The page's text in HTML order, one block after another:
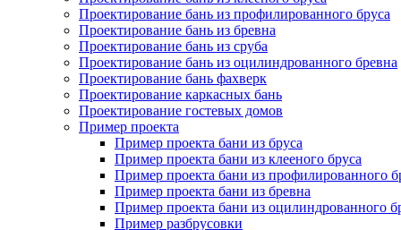
Проектирование бань из профилированного бруса
Проектирование бань из бревна
Проектирование бань из сруба
Проектирование бань из оцилиндрованного бревна
Проектирование бань фахверк
Проектирование каркасных бань
Проектирование гостевых домов
Пример проекта
Пример проекта бани из бруса
Пример проекта бани из клееного бруса
Пример проекта бани из профилированного
Пример проекта бани из бревна
Пример проекта бани из оцилиндрованного
Пример разбрусовки